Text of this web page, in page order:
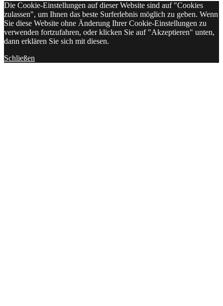
Die Cookie-Einstellungen auf dieser Website sind auf "Cookies
zulassen", um Ihnen das beste Surferlebnis möglich zu geben. Wenn
Sie diese Website ohne Änderung Ihrer Cookie-Einstellungen zu
verwenden fortzufahren, oder klicken Sie auf "Akzeptieren" unten,
dann erklären Sie sich mit diesen.
Schließen